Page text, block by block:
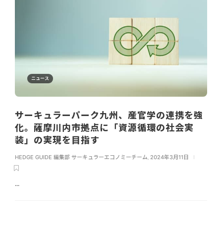
ニュース
サーキュラーパーク九州、産官学の連携を強
化。薩摩川内市拠点に「資源循環の社会実
装」の実現を目指す
HEDGE GUIDE 編集部 サーキュラーエコノミーチーム 2024年3月11日
...